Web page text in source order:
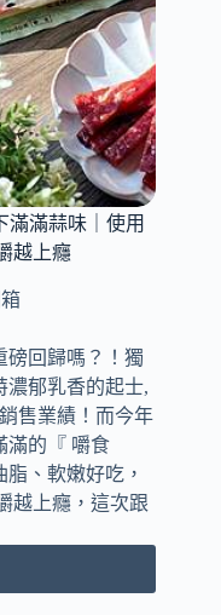
滿滿蒜味｜使用
越上癮
磅回歸嗎？！獨
濃郁乳香的起士,
售業績！而今年
滿的『 嚼食
、軟嫩好吃，
越上癮，這次跟